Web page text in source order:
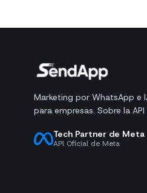
Marketing por WhatsApp e
para empresas. Sobre la
Tech Partner de Meta
API Oficial de Meta